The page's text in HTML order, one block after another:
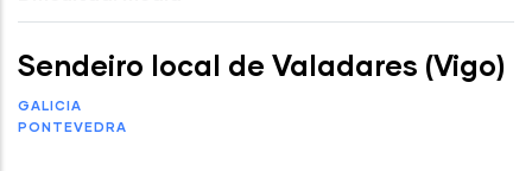
Sendeiro local de Valadares (Vigo)
GALICIA
PONTEVEDRA